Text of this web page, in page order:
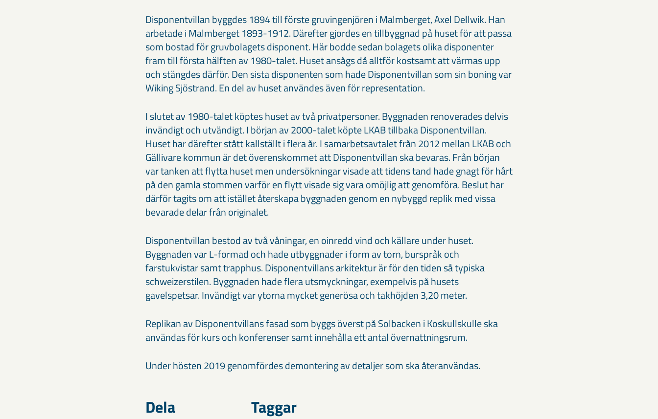
Disponentvillan byggdes 1894 till förste gruvingenjören i Malmberget, Axel Dellwik. Han
arbetade i Malmberget 1893-1912. Därefter gjordes en tillbyggnad på huset för att passa
som bostad för gruvbolagets disponent. Här bodde sedan bolagets olika disponenter
fram till första hälften av 1980-talet. Huset ansågs då alltför kostsamt att värmas upp
och stängdes därför. Den sista disponenten som hade Disponentvillan som sin boning var
Wiking Sjöstrand. En del av huset användes även för representation.
I slutet av 1980-talet köptes huset av två privatpersoner. Byggnaden renoverades delvis
invändigt och utvändigt. I början av 2000-talet köpte LKAB tillbaka Disponentvillan.
Huset har därefter stått kallställt i flera år. I samarbetsavtalet från 2012 mellan LKAB och
Gällivare kommun är det överenskommet att Disponentvillan ska bevaras. Från början
var tanken att flytta huset men undersökningar visade att tidens tand hade gnagt för hårt
på den gamla stommen varför en flytt visade sig vara omöjlig att genomföra. Beslut har
därför tagits om att istället återskapa byggnaden genom en nybyggd replik med vissa
bevarade delar från originalet.
Disponentvillan bestod av två våningar, en oinredd vind och källare under huset.
Byggnaden var L-formad och hade utbyggnader i form av torn, burspråk och
farstukvistar samt trapphus. Disponentvillans arkitektur är för den tiden så typiska
schweizerstilen. Byggnaden hade flera utsmyckningar, exempelvis på husets
gavelspetsar. Invändigt var ytorna mycket generösa och takhöjden 3,20 meter.
Replikan av Disponentvillans fasad som byggs överst på Solbacken i Koskullskulle ska
användas för kurs och konferenser samt innehålla ett antal övernattningsrum.
Under hösten 2019 genomfördes demontering av detaljer som ska återanvändas.
Dela Taggar